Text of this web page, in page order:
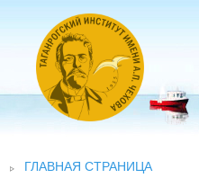
ГЛАВНАЯ СТРАНИЦА